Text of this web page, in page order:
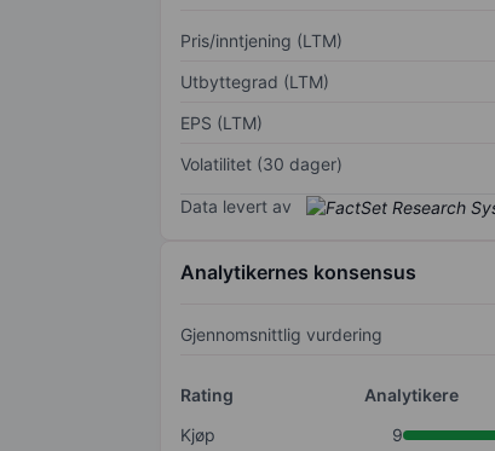
Pris/inntjening (LTM)
Utbyttegrad (LTM)
EPS (LTM)
Volatilitet (30 dager)
Data levert av
Analytikernes konsensus
Gjennomsnittlig vurdering
Rating
Analytikere
Kjøp
9